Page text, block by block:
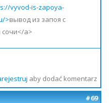
vyvod-is-zapoya-
>вывод из запоя с
a>
aby dodać komentarz
#69